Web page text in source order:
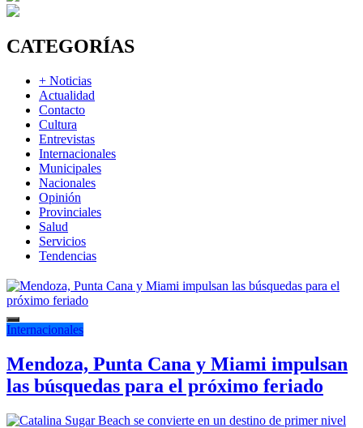
CATEGORÍAS
+ Noticias
Actualidad
Contacto
Cultura
Entrevistas
Internacionales
Municipales
Nacionales
Opinión
Provinciales
Salud
Servicios
Tendencias
Internacionales
Mendoza, Punta Cana y Miami impulsan
las búsquedas para el próximo feriado